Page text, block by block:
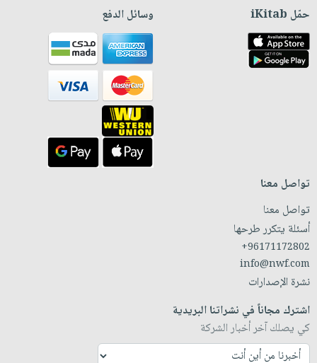
حمّل iKitab وسائل الدفع
تواصل معنا
تواصل معنا
أسئلة يتكرر طرحها
+96171172802
info@nwf.com
نشرة الإصدارات
اشترك مجاناً في نشراتنا البريدية
كي يصلك آخر أخبار الشركة